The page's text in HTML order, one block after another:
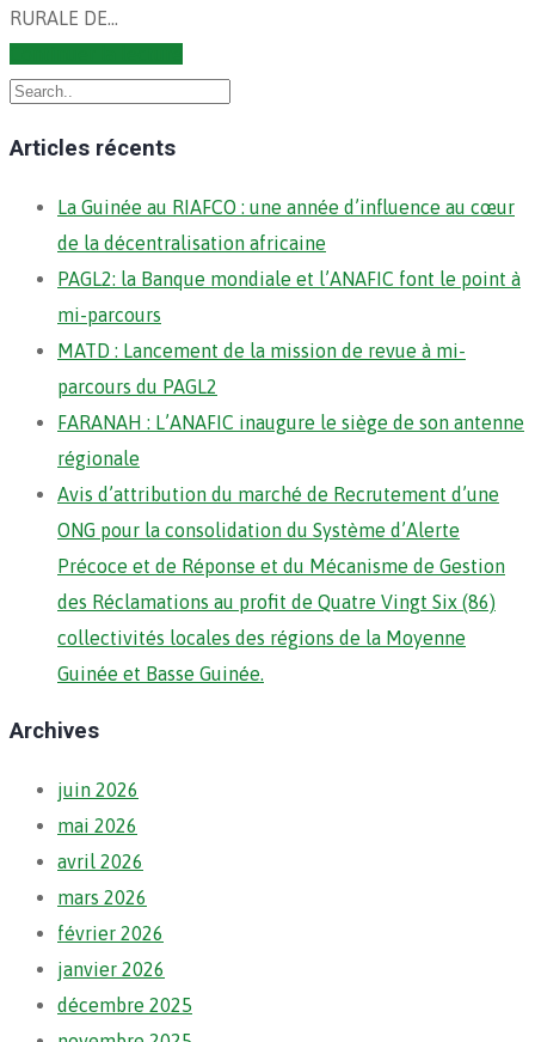
RURALE DE…
Articles récents
La Guinée au RIAFCO : une année d’influence au cœur
de la décentralisation africaine
PAGL2: la Banque mondiale et l’ANAFIC font le point à
mi-parcours
MATD : Lancement de la mission de revue à mi-
parcours du PAGL2
FARANAH : L’ANAFIC inaugure le siège de son antenne
régionale
Avis d’attribution du marché de Recrutement d’une
ONG pour la consolidation du Système d’Alerte
Précoce et de Réponse et du Mécanisme de Gestion
des Réclamations au profit de Quatre Vingt Six (86)
collectivités locales des régions de la Moyenne
Guinée et Basse Guinée.
Archives
juin 2026
mai 2026
avril 2026
mars 2026
février 2026
janvier 2026
décembre 2025